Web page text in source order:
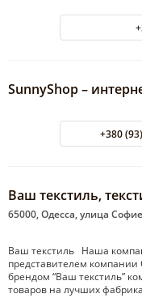
SunnyShop –
+380
Ваш текстиль,
65000, Одесса, улица
Ваш текстиль Наша
представителем
брендом “Ваш текстиль”
товаров на лучших